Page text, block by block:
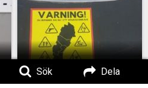
Sök Dela
i Göteborg